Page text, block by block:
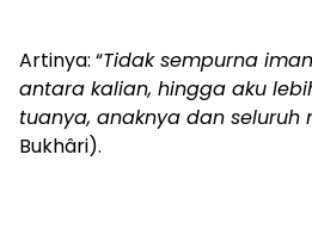
Artinya: “Tidak sempurna
antara kalian, hingga aku
tuanya, anaknya dan seluruh
Bukhâri).